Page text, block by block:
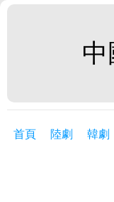
首頁 陸劇 韓劇